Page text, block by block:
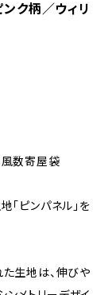
ク柄／ウィリ
風数寄屋袋
「ピンパネル」を
た生地は、伸びや